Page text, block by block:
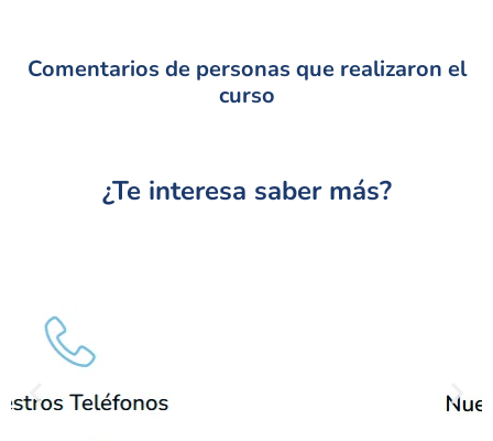
Comentarios de personas que realizaron el
curso
¿Te interesa saber más?